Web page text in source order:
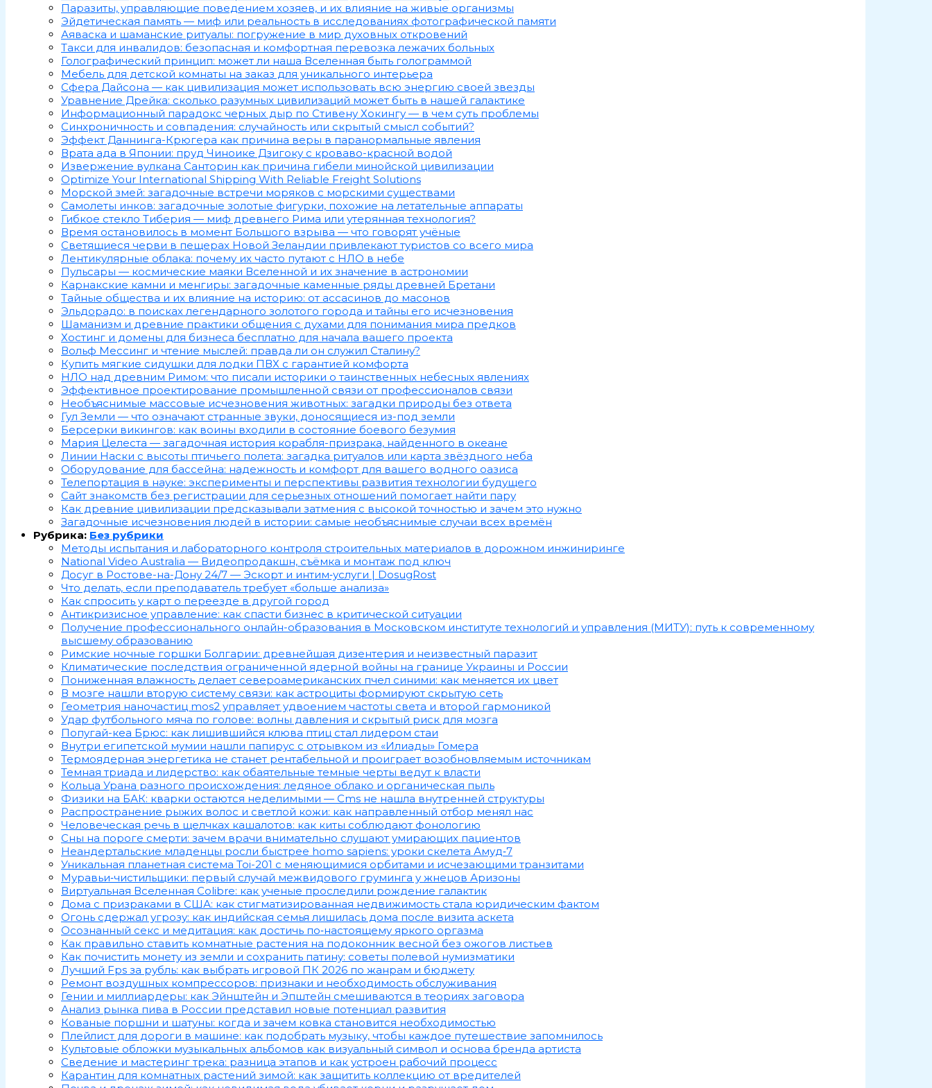
Паразиты, управляющие поведением хозяев, и их влияние на живые организмы
Эйдетическая память — миф или реальность в исследованиях фотографической памяти
Аяваска и шаманские ритуалы: погружение в мир духовных откровений
Такси для инвалидов: безопасная и комфортная перевозка лежачих больных
Голографический принцип: может ли наша Вселенная быть голограммой
Мебель для детской комнаты на заказ для уникального интерьера
Сфера Дайсона — как цивилизация может использовать всю энергию своей звезды
Уравнение Дрейка: сколько разумных цивилизаций может быть в нашей галактике
Информационный парадокс черных дыр по Стивену Хокингу — в чем суть проблемы
Синхроничность и совпадения: случайность или скрытый смысл событий?
Эффект Даннинга-Крюгера как причина веры в паранормальные явления
Врата ада в Японии: пруд Чиноике Дзигоку с кроваво-красной водой
Извержение вулкана Санторин как причина гибели минойской цивилизации
Optimize Your International Shipping With Reliable Freight Solutions
Морской змей: загадочные встречи моряков с морскими существами
Самолеты инков: загадочные золотые фигурки, похожие на летательные аппараты
Гибкое стекло Тиберия — миф древнего Рима или утерянная технология?
Время остановилось в момент Большого взрыва — что говорят учёные
Светящиеся черви в пещерах Новой Зеландии привлекают туристов со всего мира
Лентикулярные облака: почему их часто путают с НЛО в небе
Пульсары — космические маяки Вселенной и их значение в астрономии
Карнакские камни и менгиры: загадочные каменные ряды древней Бретани
Тайные общества и их влияние на историю: от ассасинов до масонов
Эльдорадо: в поисках легендарного золотого города и тайны его исчезновения
Шаманизм и древние практики общения с духами для понимания мира предков
Хостинг и домены для бизнеса бесплатно для начала вашего проекта
Вольф Мессинг и чтение мыслей: правда ли он служил Сталину?
Купить мягкие сидушки для лодки ПВХ с гарантией комфорта
НЛО над древним Римом: что писали историки о таинственных небесных явлениях
Эффективное проектирование промышленной связи от профессионалов связи
Необъяснимые массовые исчезновения животных: загадки природы без ответа
Гул Земли — что означают странные звуки, доносящиеся из-под земли
Берсерки викингов: как воины входили в состояние боевого безумия
Мария Целеста — загадочная история корабля-призрака, найденного в океане
Линии Наски с высоты птичьего полета: загадка ритуалов или карта звёздного неба
Оборудование для бассейна: надежность и комфорт для вашего водного оазиса
Телепортация в науке: эксперименты и перспективы развития технологии будущего
Сайт знакомств без регистрации для серьезных отношений помогает найти пару
Как древние цивилизации предсказывали затмения с высокой точностью и зачем это нужно
Загадочные исчезновения людей в истории: самые необъяснимые случаи всех времён
Рубрика: Без рубрики
Методы испытания и лабораторного контроля строительных материалов в дорожном инжиниринге
National Video Australia — Видеопродакшн, съёмка и монтаж под ключ
Досуг в Ростове-на-Дону 24/7 — Эскорт и интим‑услуги | DosugRost
Что делать, если преподаватель требует «больше анализа»
Как спросить у карт о переезде в другой город
Антикризисное управление: как спасти бизнес в критической ситуации
Получение профессионального онлайн-образования в Московском институте технологий и управления (МИТУ): путь к современному
высшему образованию
Римские ночные горшки Болгарии: древнейшая дизентерия и неизвестный паразит
Климатические последствия ограниченной ядерной войны на границе Украины и России
Пониженная влажность делает североамериканских пчел синими: как меняется их цвет
В мозге нашли вторую систему связи: как астроциты формируют скрытую сеть
Геометрия наночастиц mos2 управляет удвоением частоты света и второй гармоникой
Удар футбольного мяча по голове: волны давления и скрытый риск для мозга
Попугай-кеа Брюс: как лишившийся клюва птиц стал лидером стаи
Внутри египетской мумии нашли папирус с отрывком из «Илиады» Гомера
Термоядерная энергетика не станет рентабельной и проиграет возобновляемым источникам
Темная триада и лидерство: как обаятельные темные черты ведут к власти
Кольца Урана разного происхождения: ледяное облако и органическая пыль
Физики на БАК: кварки остаются неделимыми — Cms не нашла внутренней структуры
Распространение рыжих волос и светлой кожи: как направленный отбор менял нас
Человеческая речь в щелчках кашалотов: как киты соблюдают фонологию
Сны на пороге смерти: зачем врачи внимательно слушают умирающих пациентов
Неандертальские младенцы росли быстрее homo sapiens: уроки скелета Амуд‑7
Уникальная планетная система Toi-201 с меняющимися орбитами и исчезающими транзитами
Муравьи‑чистильщики: первый случай межвидового груминга у жнецов Аризоны
Виртуальная Вселенная Colibre: как ученые проследили рождение галактик
Дома с призраками в США: как стигматизированная недвижимость стала юридическим фактом
Огонь сдержал угрозу: как индийская семья лишилась дома после визита аскета
Осознанный секс и медитация: как достичь по‑настоящему яркого оргазма
Как правильно ставить комнатные растения на подоконник весной без ожогов листьев
Как почистить монету из земли и сохранить патину: советы полевой нумизматики
Лучший Fps за рубль: как выбрать игровой ПК 2026 по жанрам и бюджету
Ремонт воздушных компрессоров: признаки и необходимость обслуживания
Гении и миллиардеры: как Эйнштейн и Эпштейн смешиваются в теориях заговора
Анализ рынка пива в России представил новые потенциал развития
Кованые поршни и шатуны: когда и зачем ковка становится необходимостью
Плейлист для дороги в машине: как подобрать музыку, чтобы каждое путешествие запомнилось
Культовые обложки музыкальных альбомов как визуальный символ и основа бренда артиста
Сведение и мастеринг трека: разница этапов и как устроен рабочий процесс
Карантин для комнатных растений зимой: как защитить коллекцию от вредителей